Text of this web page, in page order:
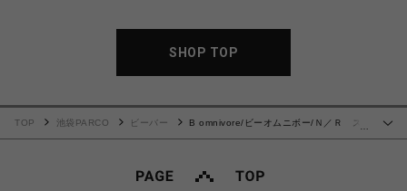
SHOP TOP
TOP 池袋PARCO ビーバー
B omnivore/ビーオムニボー/Ｎ／Ｒ ス